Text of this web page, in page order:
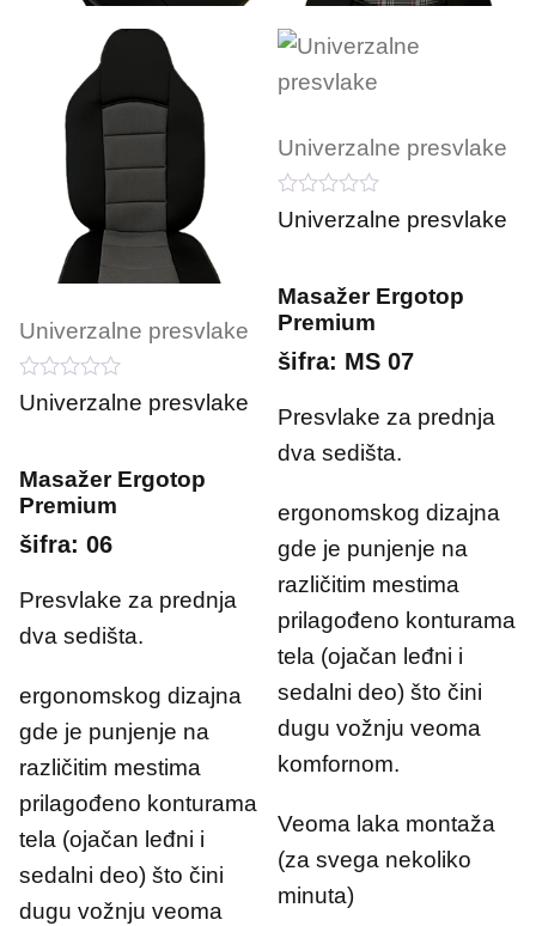
Univerzalne presvlake
0
o
o
f
5
Univerzalne presvlake
Masažer Ergotop
Premium
šifra: 06
Presvlake za prednja
dva sedišta.
ergonomskog dizajna
gde je punjenje na
različitim mestima
prilagođeno konturama
tela (ojačan leđni i
sedalni deo) što čini
dugu vožnju veoma
Univerzalne presvlake
0
o
o
f
5
Univerzalne presvlake
Masažer Ergotop
Premium
šifra: MS 07
Presvlake za prednja
dva sedišta.
ergonomskog dizajna
gde je punjenje na
različitim mestima
prilagođeno konturama
tela (ojačan leđni i
sedalni deo) što čini
dugu vožnju veoma
komfornom.
Veoma laka montaža
(za svega nekoliko
minuta)